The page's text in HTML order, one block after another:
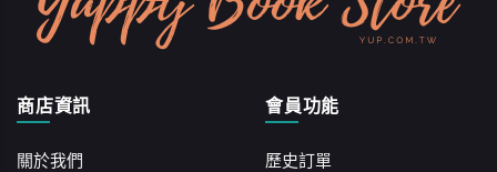
商店資訊
關於我們
會員功能
歷史訂單